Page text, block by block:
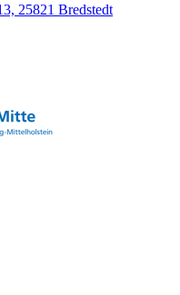
25821 Bredstedt